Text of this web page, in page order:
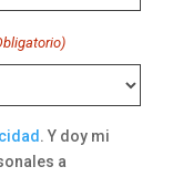
. Y doy mi
a